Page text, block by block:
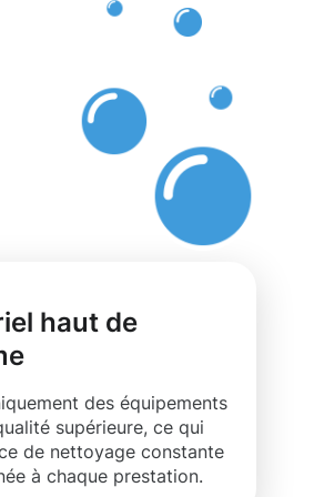
haut de
des équipements
supérieure, ce qui
de nettoyage constante
à chaque prestation.